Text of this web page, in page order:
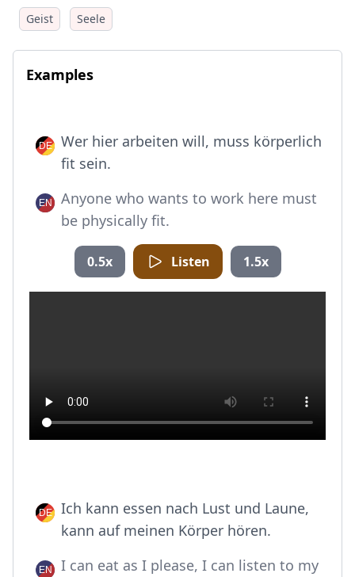
Geist Seele
Examples
Wer hier arbeiten will, muss körperlich
fit sein.
Anyone who wants to work here must
be physically fit.
0.5x Listen 1.5x
Ich kann essen nach Lust und Laune,
kann auf meinen Körper hören.
I can eat as I please, I can listen to my